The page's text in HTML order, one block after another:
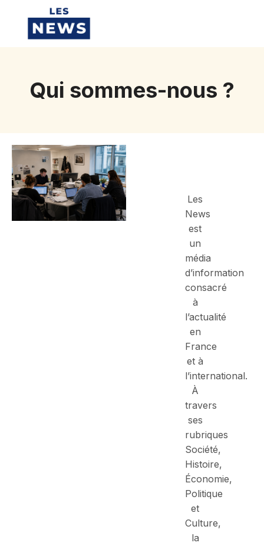
Qui sommes-nous ?
Les
News
est
un
média
d’information
consacré
à
l’actualité
en
France
et à
l’international.
À
travers
ses
rubriques
Société,
Histoire,
Économie,
Politique
et
Culture,
la